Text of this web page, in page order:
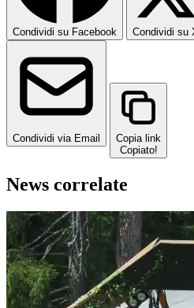
Condividi su Facebook Condividi su
Condividi via Email
Copia link
Copiato!
News correlate